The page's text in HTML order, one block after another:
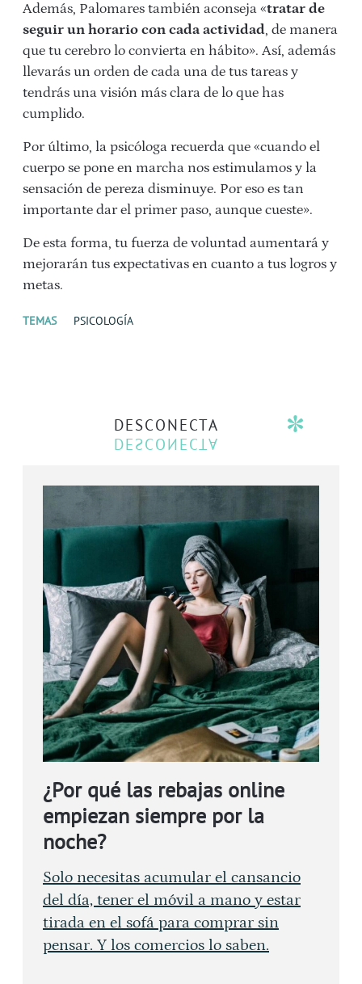
Además, Palomares también aconseja «tratar de
seguir un horario con cada actividad, de manera
que tu cerebro lo convierta en hábito». Así, además
llevarás un orden de cada una de tus tareas y
tendrás una visión más clara de lo que has
cumplido.
Por último, la psicóloga recuerda que «cuando el
cuerpo se pone en marcha nos estimulamos y la
sensación de pereza disminuye. Por eso es tan
importante dar el primer paso, aunque cueste».
De esta forma, tu fuerza de voluntad aumentará y
mejorarán tus expectativas en cuanto a tus logros y
metas.
TEMAS PSICOLOGÍA
DESCONECTA
¿Por qué las rebajas online
empiezan siempre por la
noche?
Solo necesitas acumular el cansancio
del día, tener el móvil a mano y estar
tirada en el sofá para comprar sin
pensar. Y los comercios lo saben.